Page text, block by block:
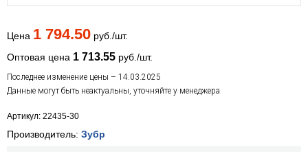
Цена 1 794.50 руб./шт.
Оптовая цена 1 713.55 руб./шт.
Последнее изменение цены – 14.03.2025
Данные могут быть неактуальны, уточняйте у менеджера
Артикул: 22435-30
Производитель: Зубр